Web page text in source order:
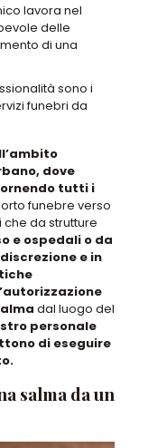
lavora nel
delle
di una
sono i
funebri da
dove
tutti i
funebre verso
da strutture
e ospedali o da
e in
dal luogo del
personale
di eseguire
salma da un